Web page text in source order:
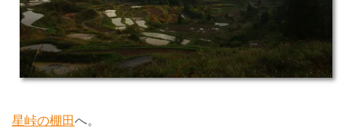
星峠の棚田へ。